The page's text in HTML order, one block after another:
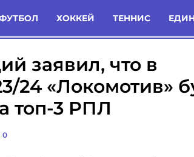
ХОККЕЙ ТЕННИС
Статьи Комменты Новости
заявил, что в
24 «Локомотив»
топ-3 РПЛ
0